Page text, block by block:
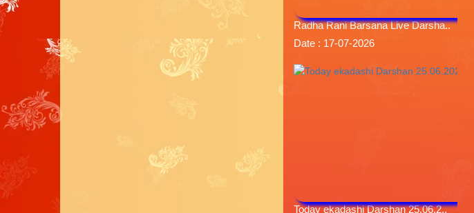
Radha Rani Barsana Live Darsha..
Date : 17-07-2026
Today ekadashi Darshan 25.06.2..